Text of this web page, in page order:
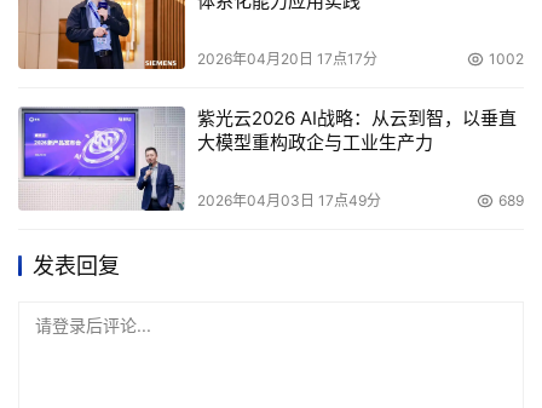
天，总部向他们发布了博科2005年最新的业绩报告。到10
月底为止的上一季度的销售额是1.455亿美元，上个财年的
2026年04月20日 17点17分 1002
紫光云2026 AI战略：从云到智，以垂直
大模型重构政企与工业生产力
2026年04月03日 17点49分 689
发表回复
请登录后评论...